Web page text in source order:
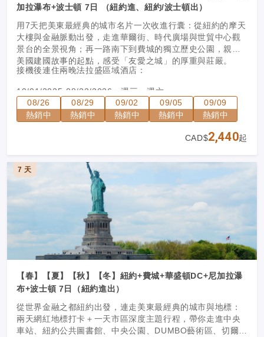
加拉瀑布+波士頓 7日 （紐約進、紐約/波士頓出）
用7天把美東最經典的城市名片一次收進行囊：從紐約的摩天
大樓與金融脈動出發，走進華爾街、時代廣場與世貿中心觀
景台的全景視角；再一路南下到費城的獨立歷史公園，親臨
美國建國故事的起點，感受「友愛之城」的厚重與莊嚴。
接機後連住兩晚法拉盛區域酒店：
10/01/2025-08/22/2026：週三、週六
09/16/2026-12/31/2026：週三、週六
以下日期不發團：06/06/2026、07/04/2026、07/18/2026
加開班期：06/06/2026、07/04/2026、07/18/2026
08/26
熱銷中
08/29
熱銷中
09/02
熱銷中
09/05
熱銷中
09/09
熱銷中
CAD$2,440起
7 天
【春】【夏】【秋】【冬】紐約+費城+華盛頓DC+尼加拉瀑
布+波士頓 7日（紐約進出）
從世界金融之都紐約出發，連走美東最經典的城市與地標：
兩天網紅地標打卡＋一天市區深度主題行程，帶你走進中央
車站、紐約公共圖書館、中央公園、DUMBO藝術區、切爾西